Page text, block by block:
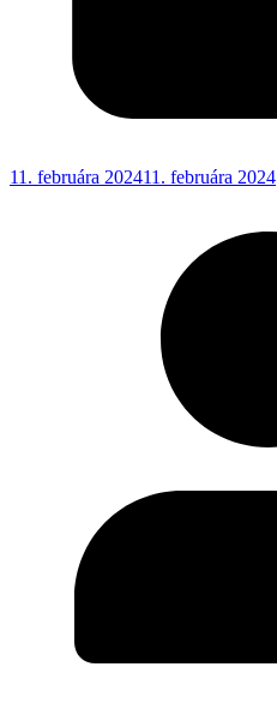
11. februára 202411. februára 2024